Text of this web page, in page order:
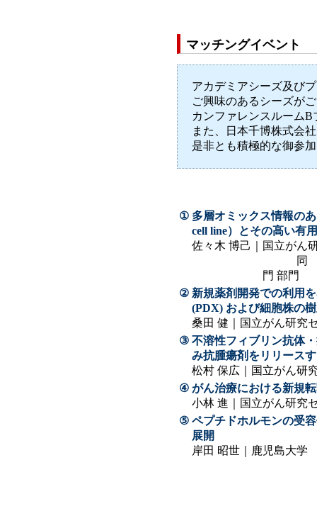
マッチングイベント
アカデミアシーズ及び
ご興味のあるシーズが
カンファレンスルーム
また、日本千博株式会
是非とも積極的な御参
① 多層オミックス情報の
cell line）とその高い有
佐々木 博己｜
国立がん
同 研究
門 部門
② 新規薬剤開発での利用
(PDX) および細胞株の
桑田 健｜国立がん研究
③ 不溶性フィブリン抗体
み抗腫瘍剤をリリース
松村 保広｜国立がん研
④ がん治療における新規
小林 進｜国立がん研究
⑤ ペプチドホルモンの受
展開
岸田 昭世｜鹿児島大